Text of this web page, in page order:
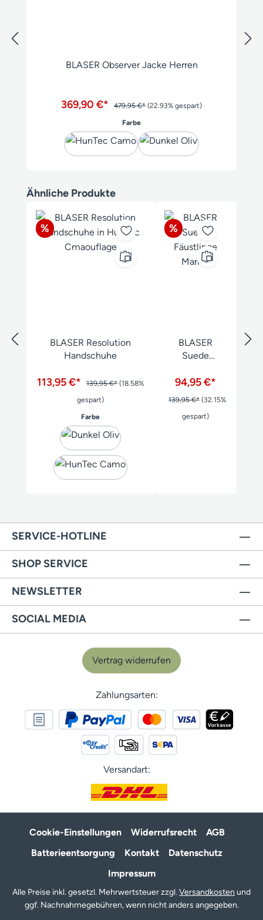
BLASER Observer Jacke Herren
369,90 €* 479,95 €* (22.93% gespart)
Farbeauswählen
Produktgalerie überspringen
Ähnliche Produkte
Rabatt
%
BLASER Resolution
Handschuhe
113,95 €* 139,95 €* (18.58%
gespart)
Farbeauswählen
Rabatt
%
BLASER
Suede
Marlon
94,95 €*
139,95 €* (32.15%
gespart)
SERVICE-HOTLINE
SHOP SERVICE
NEWSLETTER
SOCIAL MEDIA
Vertrag widerrufen
Zahlungsarten:
Versandart:
Cookie-Einstellungen Widerrufsrecht
AGB
Batterieentsorgung
Kontakt
Datenschutz
Impressum
Alle Preise inkl. gesetzl. Mehrwertsteuer zzgl. Versandkosten und
ggf. Nachnahmegebühren, wenn nicht anders angegeben.